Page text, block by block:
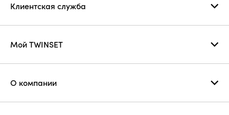
Клиентская служба
Мой TWINSET
О компании